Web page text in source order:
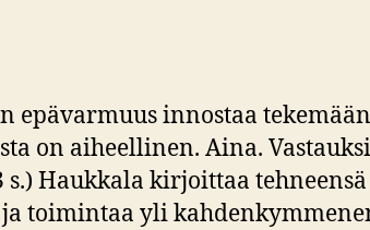
epävarmuus innostaa
on aiheellinen. Aina.
s.) Haukkala kirjoittaa
toimintaa yli